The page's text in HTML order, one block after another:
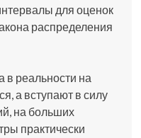
для оценок
распределения
в реальности на
а вступают в силу
на больших
практически